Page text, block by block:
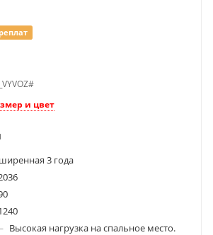
и цвет
3 года
Высокая нагрузка на спальное место.